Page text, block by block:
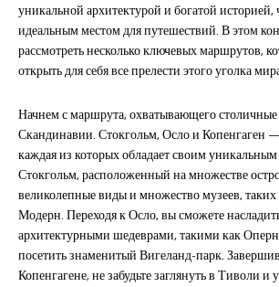
уникальной архитектурой и богатой историей,
идеальным местом для путешествий. В этом
рассмотреть несколько ключевых маршрутов,
открыть для себя все прелести этого уголка
Начнем с маршрута, охватывающего столичные
Скандинавии. Стокгольм, Осло и Копенгаген
каждая из которых обладает своим
Стокгольм, расположенный на множестве
великолепные виды и множество музеев,
Модерн. Переходя к Осло, вы сможете
архитектурными шедеврами, такими как
посетить знаменитый Вигеланд-парк.
Копенгагене, не забудьте заглянуть в Тиволи